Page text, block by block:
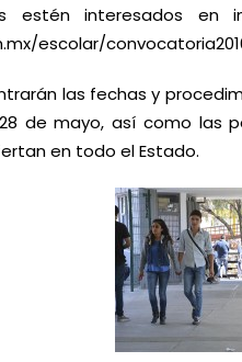
estén interesados
escolar/
las fechas y
de mayo, así como las
en todo el Estado.